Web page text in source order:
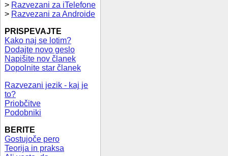
> Razvezani za iTelefone
> Razvezani za Androide
PRISPEVAJTE
Kako naj se lotim?
Dodajte novo geslo
Napišite nov članek
Dopolnite star članek
Razvezani jezik - kaj je
to?
Priobčitve
Podobniki
BERITE
Gostujoče pero
Teorija in praksa